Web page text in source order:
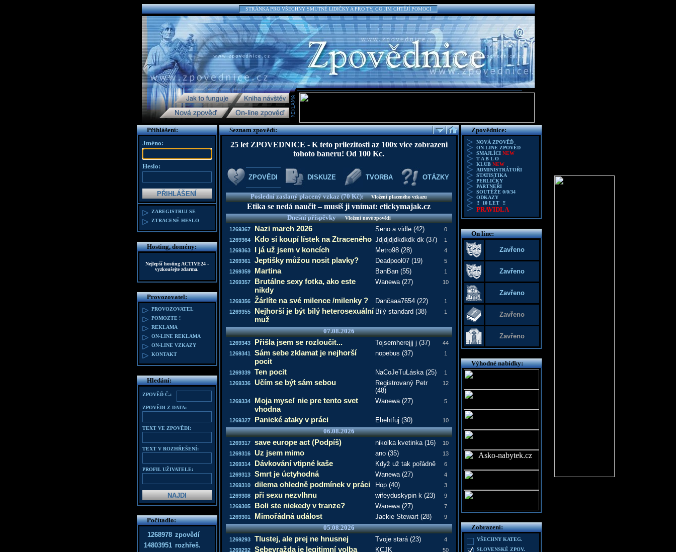
STRÁNKA PRO VŠECHNY SMUTNÉ LIDIČKY A PRO TY, CO JIM CHTĚJÍ POMOCI
Seznam zpovědí:
25 let ZPOVEDNICE - K teto prilezitosti az 100x vice zobrazeni
tohoto baneru! Od 100 Kc.
ZPOVĚDI DISKUZE TVORBA OTÁZKY
Poslední zaslaný placený vzkaz (70 Kč):Vložení placeného vzkazu
Etika se nedá naučit – musíš ji vnímat: etickymajak.cz
Dnešní příspěvkyVložení nové zpovědi
1269367 Nazi march 2026 Seno a vidle (42)
0
1269364
Kdo si koupí lístek na Ztraceného Jdjdjdjdkdkdk dk (37)
1
1269363
I já už jsem v koncích Metro98 (28)
4
1269361
Jeptišky můžou nosit plavky? Deadpool07 (19)
5
1269359
Martina BanBan (55)
1
1269357
Brutálne sexy fotka, ako este
nikdy
Wanewa (27) 10
1269356 Žárlíte na své milence /milenky ? Dančaaa7654 (22)
1
1269355
Nejhorší je být bilý heterosexuální
muž
Bilý standard (38) 1
07.08.2026
1269343 Přišla jsem se rozloučit... Tojsemherejjj j (37)
44
1269341
Sám sebe zklamat je nejhorší
pocit
nopebus (37) 1
1269339 Ten pocit NaCoJeTuLáska (25)
1
1269336
Učím se být sám sebou
Registrovaný Petr
(48)
12
1269334
Moja myseľ nie pre tento svet
vhodna
Wanewa (27) 5
1269327 Panické ataky v práci Ehehtfuj (30) 10
06.08.2026
1269317 save europe act (Podpíš) nikolka kvetinka (16)
10
1269316
Uz jsem mimo ano (35)
13
1269314
Dávkování vtipné kaše Když už tak pořádně
6
1269313
Smrt je úctyhodná Wanewa (27)
4
1269310
dilema ohledně podmínek v práci Hop (40)
3
1269308
při sexu nezvlhnu wifeyduskypin k (23)
9
1269305
Boli ste niekedy v tranze? Wanewa (27)
7
1269301
Mimořádná událost Jackie Stewart (28) 9
05.08.2026
1269293 Tlustej, ale prej ne hnusnej Tvoje stará (23)
4
1269292
Sebevražda je legitimní volba KCJK
50
Přihlášení:
Jméno:
Heslo:
ZAREGISTRUJ SE
ZTRACENÉ HESLO
Hosting, domény:
Nejlepší hosting ACTIVE24-
vyzkoušejte zdarma.
Provozovatel:
PROVOZOVATEL
POMOZTE !
REKLAMA
ON-LINE REKLAMA
ON-LINE VZKAZY
KONTAKT
Hledání:
ZPOVĚĎ Č.:
ZPOVĚDI Z DATA:
TEXT VE ZPOVĚDI:
TEXT V ROZHŘEŠENÍ:
PROFIL UŽIVATELE:
Počítadlo:
1268978 zpovědí
14803951 rozhřeš.
Zpovědnice:
NOVÁ ZPOVĚĎ
ON-LINE ZPOVĚD
SMAJLÍCI NEW
T A B L O
KLUB NEW
ADMINISTRÁTOŘI
STATISTIKA
PERLIČKY
PARTNEŘI
SOUTĚŽE 0/0/34
ODKAZY
!! 10 LET !!
PRAVIDLA
On line:
Zavřeno
Zavřeno
Zavřeno
Zavřeno
Zavřeno
Výhodné nabídky:
Zobrazení:
VŠECHNY KATEG.
SLOVENSKÉ ZPOV.